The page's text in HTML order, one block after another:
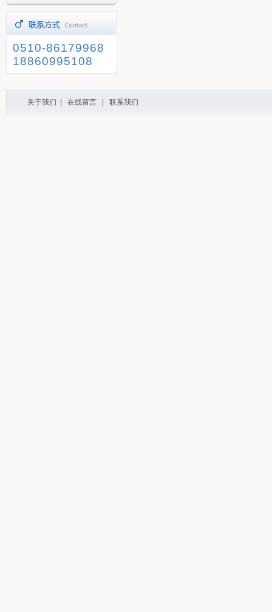
0510-86179968
18860995108
关于我们 在线留言 联系我们